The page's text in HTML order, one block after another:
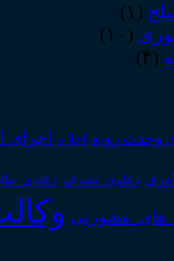
(۱)
(۱۰)
(۴)
وحدت رویه اجاره اجرای
دعاوی_تصرف